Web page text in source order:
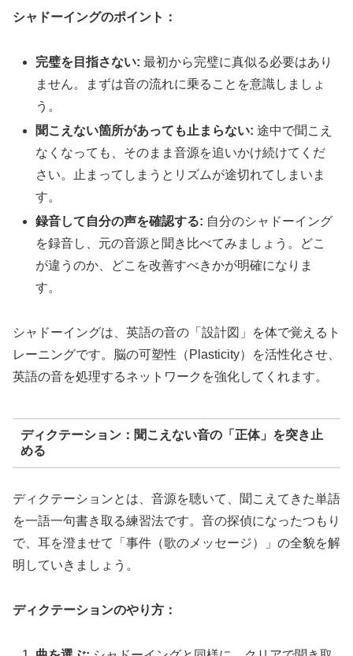
シャドーイングのポイント：
完璧を目指さない: 最初から完璧に真似る必要はあり
ません。まずは音の流れに乗ることを意識しましょ
う。
聞こえない箇所があっても止まらない: 途中で聞こえ
なくなっても、そのまま音源を追いかけ続けてくだ
さい。止まってしまうとリズムが途切れてしまいま
す。
録音して自分の声を確認する: 自分のシャドーイング
を録音し、元の音源と聞き比べてみましょう。どこ
が違うのか、どこを改善すべきかが明確になりま
す。
シャドーイングは、英語の音の「設計図」を体で覚えるト
レーニングです。脳の可塑性（Plasticity）を活性化させ、
英語の音を処理するネットワークを強化してくれます。
ディクテーション：聞こえない音の「正体」を突き止
める
ディクテーションとは、音源を聴いて、聞こえてきた単語
を一語一句書き取る練習法です。音の探偵になったつもり
で、耳を澄ませて「事件（歌のメッセージ）」の全貌を解
明していきましょう。
ディクテーションのやり方：